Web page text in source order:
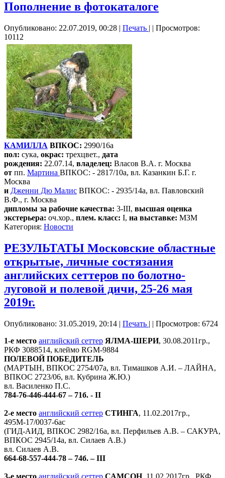
Пополнение в фотокаталоге
Опубликовано: 22.07.2019, 00:28 | Печать | | Просмотров:
10112
КАМИЛЛА ВПКОС: 2990/16а
пол: сука, окрас: трехцвет., дата
рождения: 22.07.14, владелец: Власов В.А. г. Москва
от пп. Мартина ВПКОС: - 2817/10а, вл. Казанкин Б.Г. г.
Москва
и Дженни Дю Малис ВПКОС: - 2935/14а, вл. Павловский
В.Ф., г. Москва
дипломы за рабочие качества: 3-III, высшая оценка
экстерьера: оч.хор., плем. класс: I, на выставке: МЗМ
Категория: Новости
РЕЗУЛЬТАТЫ Московские областные
открытые, личные состязания
английских сеттеров по болотно-
луговой и полевой дичи, 25-26 мая
2019г.
Опубликовано: 31.05.2019, 20:14 | Печать | | Просмотров: 6724
1-е место английский сеттер ЯЛМА-ШЕРИ, 30.08.2011гр.,
РКФ 3088514, клеймо RGM-9884
ПОЛЕВОЙ ПОБЕДИТЕЛЬ
(МАРТЫН, ВПКОС 2754/07а, вл. Тимашков А.И. – ЛАЙНА,
ВПКОС 2723/06, вл. Кубрина Ж.Ю.)
вл. Василенко П.С.
784-76-446-444-67 – 71б. - II
2-е место английский сеттер СТИНГА, 11.02.2017гр.,
495М-17/0037-6ас
(ГИД-АИД, ВПКОС 2982/16а, вл. Перфильев А.В. – САКУРА,
ВПКОС 2945/14а, вл. Силаев А.В.)
вл. Силаев А.В.
664-68-557-444-78 – 74б. – III
3-е место английский сеттер САМСОН, 11.02.2017гр., РКФ